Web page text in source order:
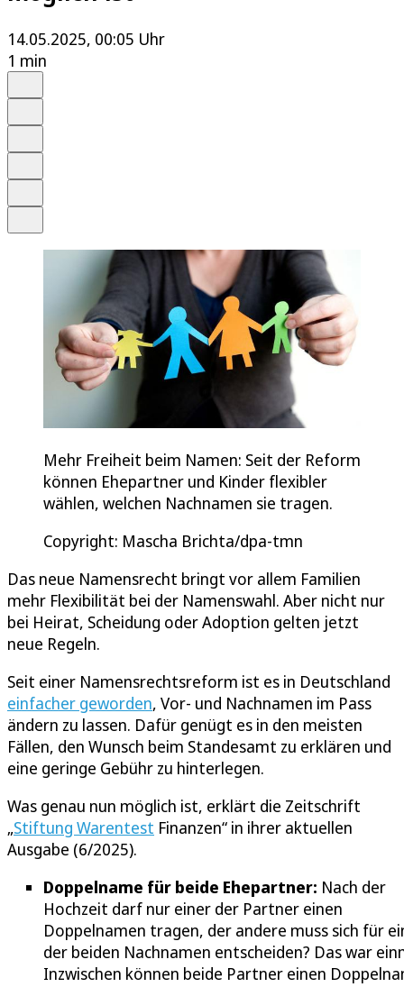
14.05.2025, 00:05 Uhr
1 min
Mehr Freiheit beim Namen: Seit der Reform
können Ehepartner und Kinder flexibler
wählen, welchen Nachnamen sie tragen.
Copyright: Mascha Brichta/dpa-tmn
Das neue Namensrecht bringt vor allem Familien
mehr Flexibilität bei der Namenswahl. Aber nicht nur
bei Heirat, Scheidung oder Adoption gelten jetzt
neue Regeln.
Seit einer Namensrechtsreform ist es in Deutschland
einfacher geworden, Vor- und Nachnamen im Pass
ändern zu lassen. Dafür genügt es in den meisten
Fällen, den Wunsch beim Standesamt zu erklären und
eine geringe Gebühr zu hinterlegen.
Was genau nun möglich ist, erklärt die Zeitschrift
„Stiftung Warentest Finanzen“ in ihrer aktuellen
Ausgabe (6/2025).
Doppelname für beide Ehepartner: Nach der
Hochzeit darf nur einer der Partner einen
Doppelnamen tragen, der andere muss sich für
der beiden Nachnamen entscheiden? Das war
Inzwischen können beide Partner einen